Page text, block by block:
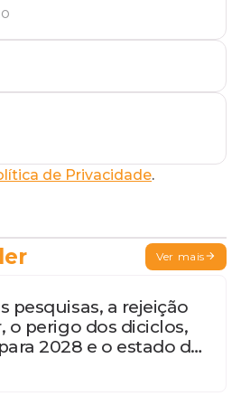
de Privacidade.
Ver mais
pesquisas, a rejeição
o perigo dos diciclos,
2028 e o estado de